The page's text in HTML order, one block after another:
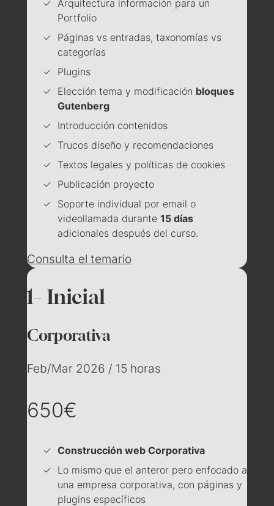
Arquitectura información para un
Portfolio
Páginas vs entradas, taxonomías vs
categorías
Plugins
Elección tema y modificación bloques
Gutenberg
Introducción contenidos
Trucos diseño y recomendaciones
Textos legales y políticas de cookies
Publicación proyecto
Soporte individual por email o
videollamada durante 15 días
adicionales después del curso.
Consulta el temario
1– Inicial
Corporativa
Feb/Mar 2026 / 15 horas
650€
Construcción web Corporativa
Lo mismo que el anteror pero enfocado a
una empresa corporativa, con páginas y
plugins específicos